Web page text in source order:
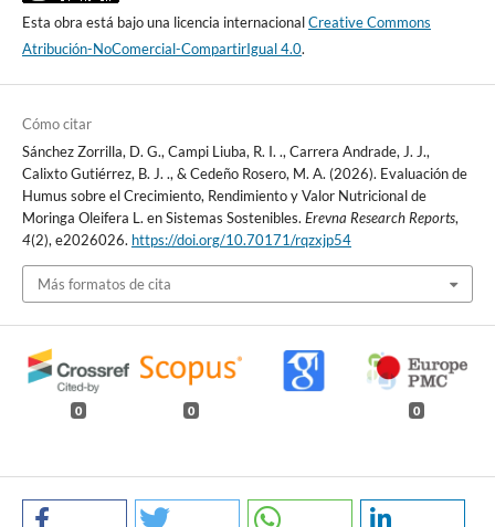
Esta obra está bajo una licencia internacionalCreative Commons
Atribución-NoComercial-CompartirIgual 4.0.
Cómo citar
Sánchez Zorrilla, D. G., Campi Liuba, R. I. ., Carrera Andrade, J. J.,
Calixto Gutiérrez, B. J. ., & Cedeño Rosero, M. A. (2026). Evaluación de
Humus sobre el Crecimiento, Rendimiento y Valor Nutricional de
Moringa Oleifera L. en Sistemas Sostenibles. Erevna Research Reports,
4(2), e2026026. https://doi.org/10.70171/rqzxjp54
Más formatos de cita
0 0 0